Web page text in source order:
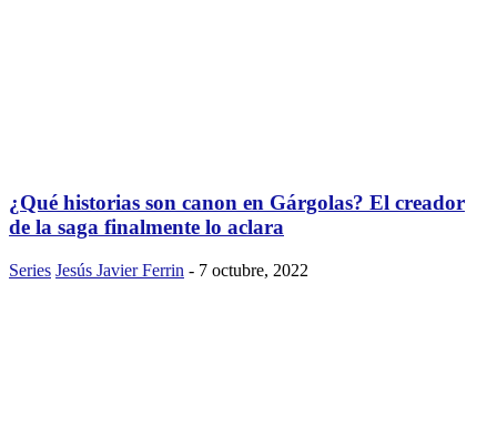
¿Qué historias son canon en Gárgolas? El creador
de la saga finalmente lo aclara
Series Jesús Javier Ferrin - 7 octubre, 2022